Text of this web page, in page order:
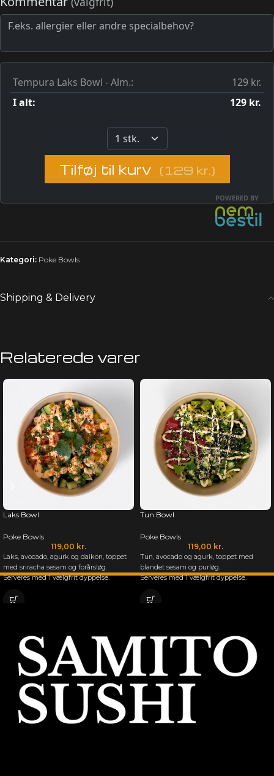
Kategori: Poke Bowls
Shipping & Delivery
Relaterede varer
Laks Bowl
Poke Bowls
119,00 kr.
Laks, avocado, agurk og daikon, toppet
med sriracha sesam og forårsløg.
Serveres med 1 vælgfrit dyppelse.
Tun Bowl
Poke Bowls
119,00 kr.
Tun, avocado og agurk, toppet med
blandet sesam og purløg.
Serveres med 1 vælgfrit dyppelse.